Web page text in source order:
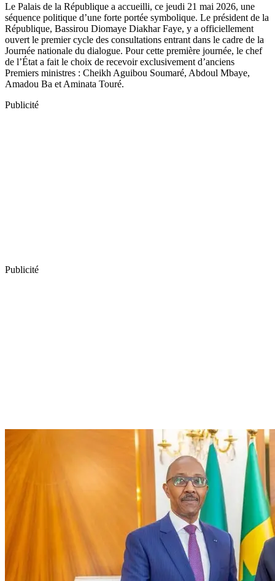
Le Palais de la République a accueilli, ce jeudi 21 mai 2026, une
séquence politique d’une forte portée symbolique. Le président de la
République, Bassirou Diomaye Diakhar Faye, y a officiellement
ouvert le premier cycle des consultations entrant dans le cadre de la
Journée nationale du dialogue. Pour cette première journée, le chef
de l’État a fait le choix de recevoir exclusivement d’anciens
Premiers ministres : Cheikh Aguibou Soumaré, Abdoul Mbaye,
Amadou Ba et Aminata Touré.
Publicité
Publicité